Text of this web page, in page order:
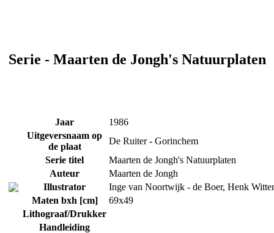
Serie - Maarten de Jongh's Natuurplaten
Jaar
1986
Uitgeversnaam op
de plaat
De Ruiter - Gorinchem
Serie titel
Maarten de Jongh's Natuurplaten
Auteur
Maarten de Jongh
Illustrator
Inge van Noortwijk - de Boer, Henk
Maten bxh [cm]
69x49
Lithograaf/Drukker
Handleiding